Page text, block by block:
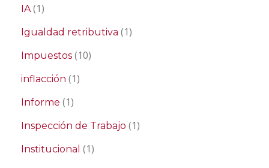
IA(1)
Igualdad retributiva (1)
Impuestos (10)
inflacción (1)
Informe (1)
Inspección de Trabajo (1)
Institucional (1)